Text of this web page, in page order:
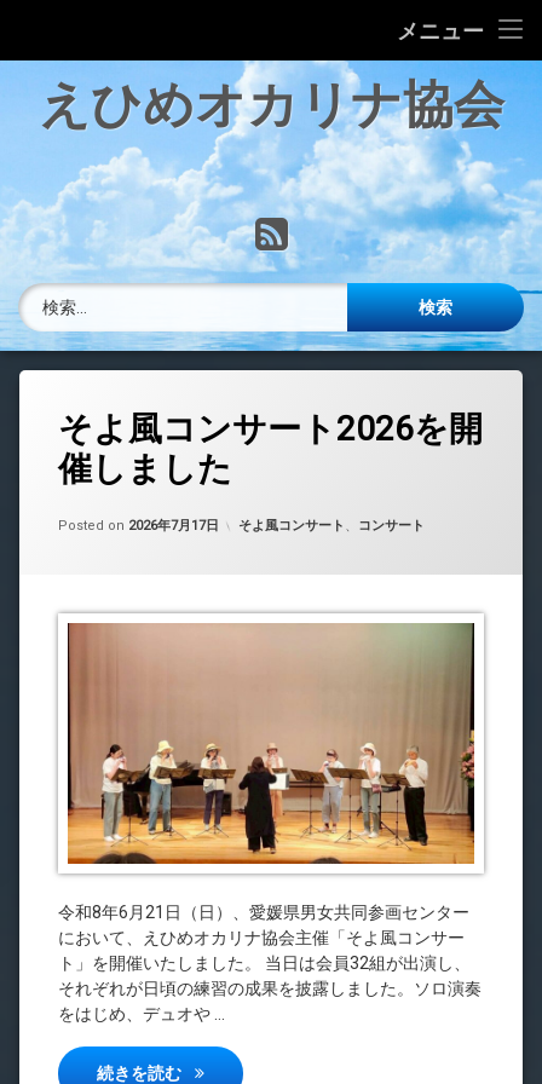
メニュー
ログイン
サークル・教室情報
オカリナ耳より情報
Link サイト
お問い合わせ
ス
プ
えひめオカリナ協会
RSS
そよ風コンサート2026を開
催しました
Posted on 2026年7月17日
Updated on 2026年7月18日
by 中島 昇平
カテゴリー:
そよ風コンサート 、 コンサート
令和8年6月21日（日）、愛媛県男女共同参画センター
において、えひめオカリナ協会主催「そよ風コンサー
ト」を開催いたしました。 当日は会員32組が出演し、
それぞれが日頃の練習の成果を披露しました。ソロ演奏
をはじめ、デュオや …
続きを読む そよ風コンサート2026を開催しました